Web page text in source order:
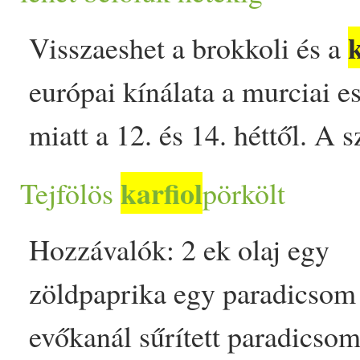
fűszeres alapban, majd
ne teljesen. Sózzuk,
leszűrt kesudiót
megpuhultak,
Röviden összeforraljuk,
korianderrel megszórjuk.
Visszaeshet a brokkoli és a
európai kínálata a murciai
miatt a 12. és 14. héttől. A
szerint a hiányt -
közepétől - akár túlkínálat is
követheti. Március
jelentősen csökkenhet a
karfiolkínálata Európában
Tejfölös karfiolpörkölt
Hozzávalók: 2 ek olaj egy
zöldpaprika egy
evőkanál sűrített